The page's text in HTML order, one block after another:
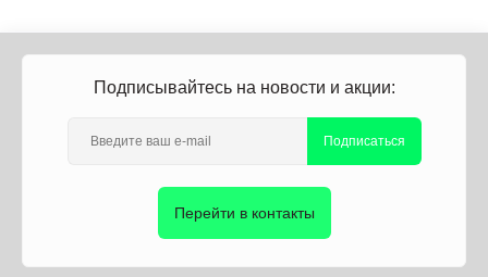
Подписывайтесь на новости и акции:
Подписаться
Перейти в контакты